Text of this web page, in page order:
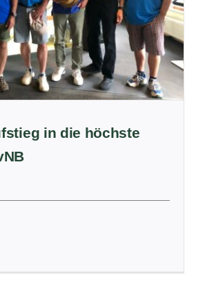
in die höchste